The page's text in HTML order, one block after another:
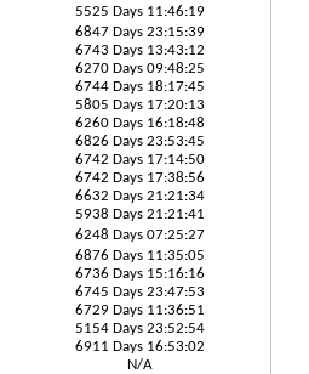
5525 Days 11:46:19
6847 Days 23:15:39
6743 Days 13:43:12
6270 Days 09:48:25
6744 Days 18:17:45
5805 Days 17:20:13
6260 Days 16:18:48
6826 Days 23:53:45
6742 Days 17:14:50
6742 Days 17:38:56
6632 Days 21:21:34
5938 Days 21:21:41
6248 Days 07:25:27
6876 Days 11:35:05
6736 Days 15:16:16
6745 Days 23:47:53
6729 Days 11:36:51
5154 Days 23:52:54
6911 Days 16:53:02
N/A